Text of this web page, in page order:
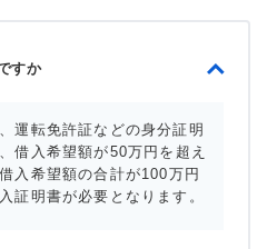
すか
運転免許証などの身分証明
借入希望額が50万円を超え
入希望額の合計が100万円
証明書が必要となります。